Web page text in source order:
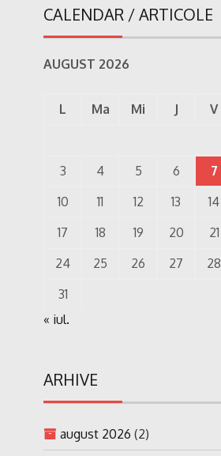
CALENDAR / ARTICOLE
AUGUST 2026
L Ma Mi J V
3
4 5 6 7
10
11 12 13 14
17
18 19 20 21
24
25 26 27 28
31
« iul.
ARHIVE
august 2026 (2)